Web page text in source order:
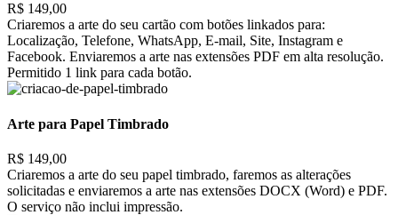
R$ 149,00
Criaremos a arte do seu cartão com botões linkados para:
Localização, Telefone, WhatsApp, E-mail, Site, Instagram e
Facebook. Enviaremos a arte nas extensões PDF em alta resolução.
Permitido 1 link para cada botão.
Arte para Papel Timbrado
R$ 149,00
Criaremos a arte do seu papel timbrado, faremos as alterações
solicitadas e enviaremos a arte nas extensões DOCX (Word) e PDF.
O serviço não inclui impressão.